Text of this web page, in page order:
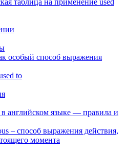
особый способ выражения
to
английском языке — правила и
– способ выражения действия,
момента